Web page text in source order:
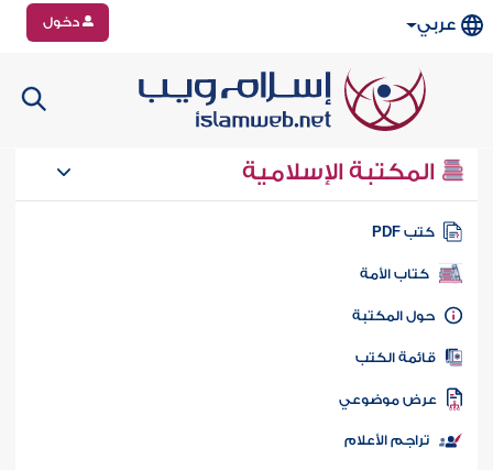
عربي دخول
المكتبة الإسلامية
كتب PDF
كتاب الأمة
المكتبة
الكتب
موضوعي